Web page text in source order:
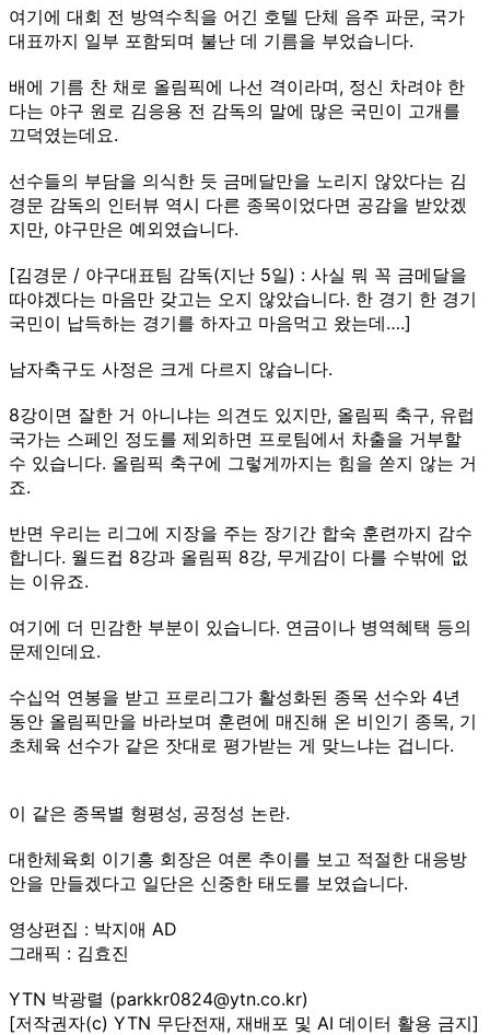
여기에 대회 전 방역수칙을 어긴 호텔 단체 음주 파문, 국가
대표까지 일부 포함되며 불난 데 기름을 부었습니다.
배에 기름 찬 채로 올림픽에 나선 격이라며, 정신 차려야 한
다는 야구 원로 김응용 전 감독의 말에 많은 국민이 고개를
끄덕였는데요.
선수들의 부담을 의식한 듯 금메달만을 노리지 않았다는 김
경문 감독의 인터뷰 역시 다른 종목이었다면 공감을 받았겠
지만, 야구만은 예외였습니다.
[김경문 / 야구대표팀 감독(지난 5일) : 사실 뭐 꼭 금메달을
따야겠다는 마음만 갖고는 오지 않았습니다. 한 경기 한 경기
국민이 납득하는 경기를 하자고 마음먹고 왔는데….]
남자축구도 사정은 크게 다르지 않습니다.
8강이면 잘한 거 아니냐는 의견도 있지만, 올림픽 축구, 유럽
국가는 스페인 정도를 제외하면 프로팀에서 차출을 거부할
수 있습니다. 올림픽 축구에 그렇게까지는 힘을 쏟지 않는 거
죠.
반면 우리는 리그에 지장을 주는 장기간 합숙 훈련까지 감수
합니다. 월드컵 8강과 올림픽 8강, 무게감이 다를 수밖에 없
는 이유죠.
여기에 더 민감한 부분이 있습니다. 연금이나 병역혜택 등의
문제인데요.
수십억 연봉을 받고 프로리그가 활성화된 종목 선수와 4년
동안 올림픽만을 바라보며 훈련에 매진해 온 비인기 종목, 기
초체육 선수가 같은 잣대로 평가받는 게 맞느냐는 겁니다.
이 같은 종목별 형평성, 공정성 논란.
대한체육회 이기흥 회장은 여론 추이를 보고 적절한 대응방
안을 만들겠다고 일단은 신중한 태도를 보였습니다.
영상편집 : 박지애 AD
그래픽 : 김효진
YTN 박광렬 (parkkr0824@ytn.co.kr)
[저작권자(c) YTN 무단전재, 재배포 및 AI 데이터 활용 금지]